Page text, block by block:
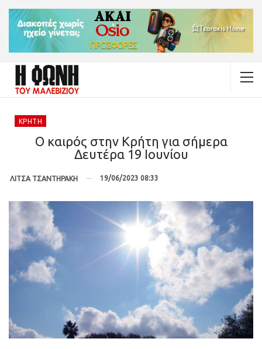
ΚΡΉΤΗ
Ο καιρός στην Κρήτη για σήμερα
Δευτέρα 19 Ιουνίου
ΛΙΤΣΑ ΤΣΑΝΤΗΡΑΚΗ 19/06/2023 08:33